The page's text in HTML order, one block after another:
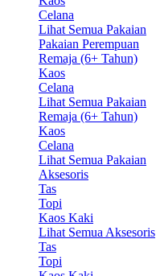
Celana
Lihat Semua Pakaian
Pakaian Perempuan
Remaja (6+ Tahun)
Kaos
Celana
Lihat Semua Pakaian
Remaja (6+ Tahun)
Kaos
Celana
Lihat Semua Pakaian
Aksesoris
Tas
Topi
Kaos Kaki
Lihat Semua Aksesoris
Tas
Topi